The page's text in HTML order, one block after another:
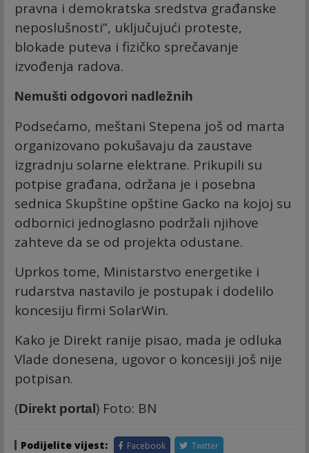
pravna i demokratska sredstva građanske
neposlušnosti”, uključujući proteste,
blokade puteva i fizičko sprečavanje
izvođenja radova.
Nemušti odgovori nadležnih
Podsećamo, meštani Stepena još od marta
organizovano pokušavaju da zaustave
izgradnju solarne elektrane. Prikupili su
potpise građana, održana je i posebna
sednica Skupštine opštine Gacko na kojoj su
odbornici jednoglasno podržali njihove
zahteve da se od projekta odustane.
Uprkos tome, Ministarstvo energetike i
rudarstva nastavilo je postupak i dodelilo
koncesiju firmi SolarWin.
Kako je Direkt ranije pisao, mada je odluka
Vlade donesena, ugovor o koncesiji još nije
potpisan.
(Direkt portal) Foto: BN
Podijelite vijest: Facebook Twitter